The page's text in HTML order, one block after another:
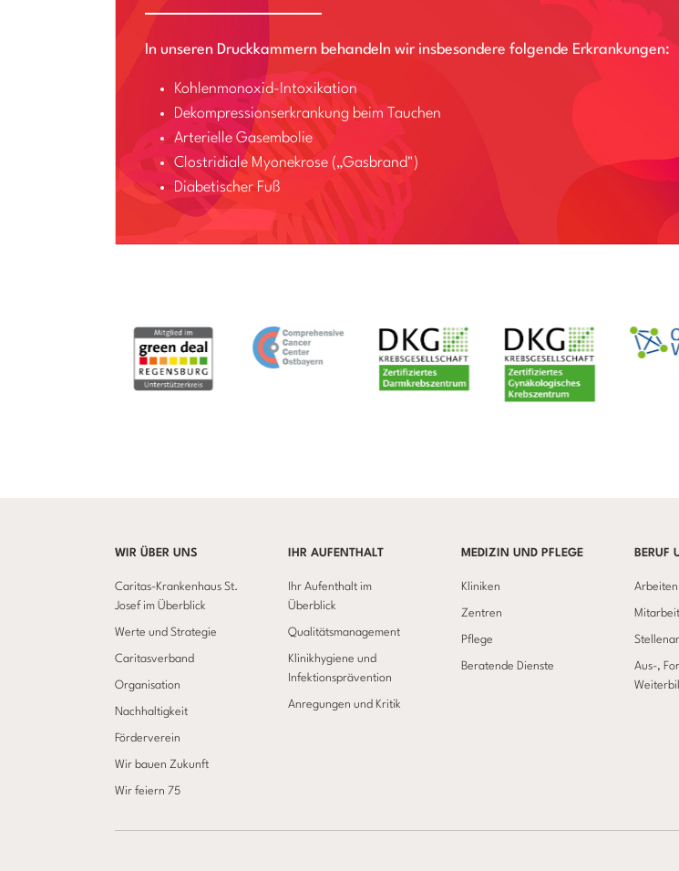
In unseren Druckkammern behandeln wir insbesondere folgende Erkrankungen:
Kohlenmonoxid-Intoxikation
Dekompressionserkrankung beim Tauchen
Arterielle Gasembolie
Clostridiale Myonekrose („Gasbrand")
Diabetischer Fuß
WIR ÜBER UNS
Caritas-Krankenhaus St.
Josef im Überblick
Werte und Strategie
Caritasverband
Organisation
Nachhaltigkeit
Förderverein
Wir bauen Zukunft
Wir feiern 75
IHR AUFENTHALT
Ihr Aufenthalt im
Überblick
Qualitätsmanagement
Klinikhygiene und
Infektionsprävention
Anregungen und Kritik
MEDIZIN UND PFLEGE
Kliniken
Zentren
Pflege
Beratende Dienste
BERUF
Arbeiten
Aus-,